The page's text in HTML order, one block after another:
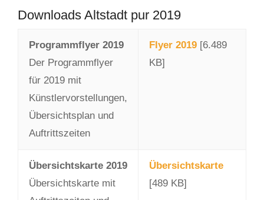
Downloads Altstadt pur 2019
Programmflyer 2019
Der Programmflyer
für 2019 mit
Künstlervorstellungen,
Übersichtsplan und
Auftrittszeiten
Flyer 2019 [6.489
KB]
Übersichtskarte 2019
Übersichtskarte mit
Übersichtskarte
[489 KB]